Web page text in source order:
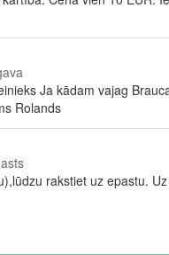
Ja kādam vajag
Rolands
rakstiet uz epastu.